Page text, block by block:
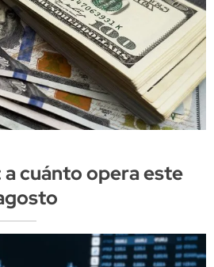
cuánto opera este